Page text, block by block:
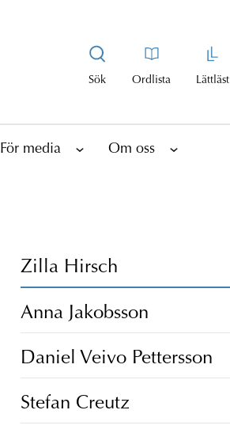
Sök Ordlista Lättläst
För media Om oss
Zilla Hirsch
Anna Jakobsson
Daniel Veivo Pettersson
Stefan Creutz